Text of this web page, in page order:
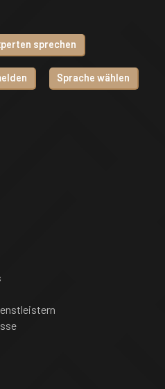
sprechen
Sprache wählen